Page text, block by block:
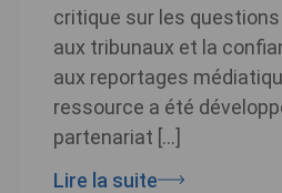
critique sur les
aux tribunaux et la
aux reportages
ressource a été
partenariat […]
Lire la suite